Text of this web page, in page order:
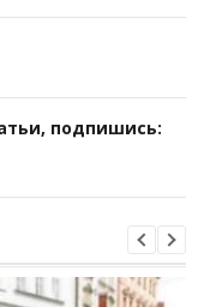
подпишись: